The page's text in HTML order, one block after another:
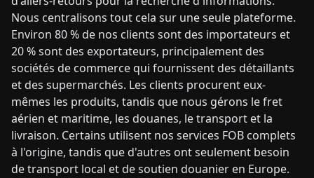
Nous centralisons tout cela sur une seule plateforme.
Environ 80 % de nos clients sont des importateurs et
20 % sont des exportateurs, principalement des
sociétés de commerce qui fournissent des détaillants
et des supermarchés. Les clients procurent eux-
mêmes les produits, tandis que nous gérons le fret
aérien et maritime, les douanes, le transport et la
livraison. Certains utilisent nos services FOB complets
à l'origine, tandis que d'autres ont seulement besoin
de transport local et de soutien douanier en Europe.